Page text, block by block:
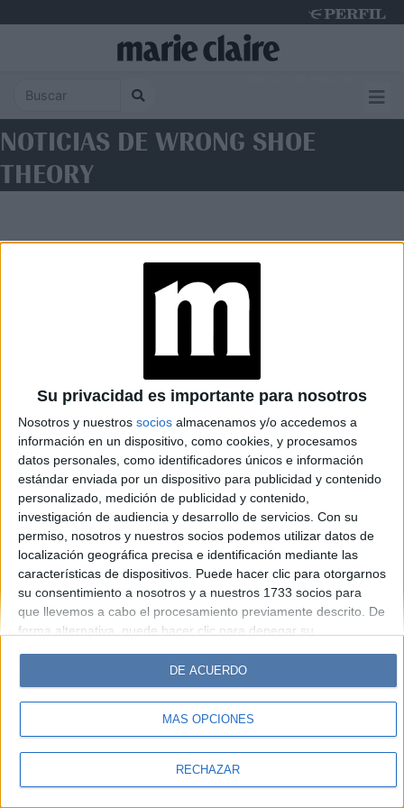
Su privacidad es importante para nosotros
Nosotros y nuestros socios almacenamos y/o accedemos a
información en un dispositivo, como cookies, y procesamos
datos personales, como identificadores únicos e información
estándar enviada por un dispositivo para publicidad y contenido
personalizado, medición de publicidad y contenido,
investigación de audiencia y desarrollo de servicios. Con su
permiso, nosotros y nuestros socios podemos utilizar datos de
localización geográfica precisa e identificación mediante las
características de dispositivos. Puede hacer clic para otorgarnos
su consentimiento a nosotros y a nuestros 1733 socios para
que llevemos a cabo el procesamiento previamente descrito. De
forma alternativa, puede hacer clic para denegar su
cambiar sus preferencias antes de otorgar su consentimiento.
Tenga en cuenta que algún procesamiento de sus datos
personales puede no requerir de su consentimiento, pero usted
tiene el derecho de rechazar tal procesamiento. Sus
sus preferencias o retirar su consentimiento en cualquier
MÁS OPCIONES
RECHAZAR
DE ACUERDO
NOTICIAS DE WRONG SHOE
THEORY
Caras Noticias
Hombre
Parabrisas
Look
Luz Mía Lunateen Break BATimes
© Perfil.com 2006-2019 - Todos los derechos reservados
Registro de Propiedad Intelectual: Nro. 5346433